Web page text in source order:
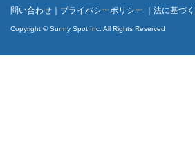
問い合わせ ｜ プライバシーポリシー ｜ 法に基づ
Copyright © Sunny Spot Inc. All Rights Reserved